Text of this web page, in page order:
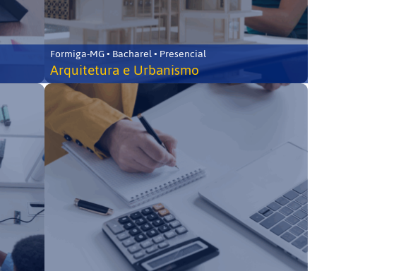
Formiga-MG • Bacharel • Presencial
Arquitetura e Urbanismo